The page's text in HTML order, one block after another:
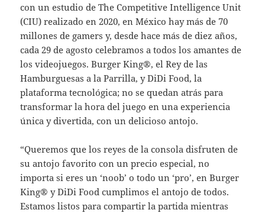
con un estudio de The Competitive Intelligence Unit
(CIU) realizado en 2020, en México hay más de 70
millones de gamers y, desde hace más de diez años,
cada 29 de agosto celebramos a todos los amantes de
los videojuegos. Burger King®, el Rey de las
Hamburguesas a la Parrilla, y DiDi Food, la
plataforma tecnológica; no se quedan atrás para
transformar la hora del juego en una experiencia
única y divertida, con un delicioso antojo.
“Queremos que los reyes de la consola disfruten de
su antojo favorito con un precio especial, no
importa si eres un ‘noob’ o todo un ‘pro’, en Burger
King® y DiDi Food cumplimos el antojo de todos.
Estamos listos para compartir la partida mientras